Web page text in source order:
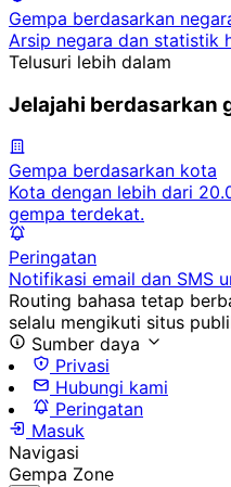
Gempa berdasarkan
Arsip negara dan statistik
Telusuri lebih dalam
Jelajahi berdasarkan
Gempa berdasarkan kota
Kota dengan lebih dari
gempa terdekat.
Peringatan
Notifikasi email dan SMS
Routing bahasa tetap
selalu mengikuti situs
Sumber daya
Privasi
Hubungi kami
Peringatan
Masuk
Navigasi
Gempa Zone